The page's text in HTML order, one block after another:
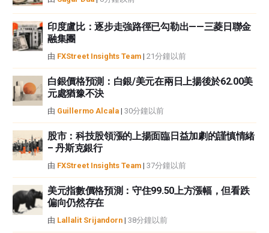
者沒有收到撰寫這篇文章的報酬。
FXStreet和作者不提供個性化的建議。作者對該資訊的準確性、完整性或適用
性不作任何陳述。FXStreet和作者將不承擔任何錯誤，遺漏或任何損失，傷害
或損害由此資訊及其顯示或使用引起的。錯誤和遺漏除外。本文作者和
FXStreet並非註冊投資顧問，本文內容無意提供任何投資建議。
印度盧比：逐步走強路徑已勾勒出——三菱日聯金
融集團
由 FXStreet Insights Team | 21分鐘以前
白銀價格預測：白銀/美元在兩日上揚後於62.00美
元處猶豫不決
由 Guillermo Alcala | 30分鐘以前
股市：科技股領漲的上揚面臨日益加劇的謹慎情緒
– 丹斯克銀行
由 FXStreet Insights Team | 37分鐘以前
美元指數價格預測：守住99.50上方漲幅，但看跌
偏向仍然存在
由 Lallalit Srijandorn | 38分鐘以前